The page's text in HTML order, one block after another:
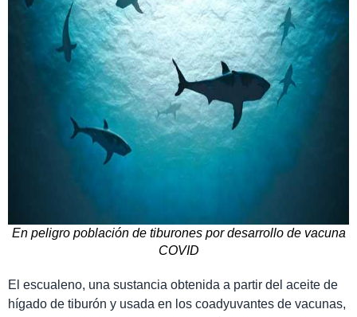
En peligro población de tiburones por desarrollo de vacuna
COVID
El escualeno, una sustancia obtenida a partir del aceite de
hígado de tiburón y usada en los coadyuvantes de vacunas,